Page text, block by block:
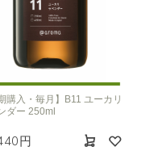
購入・毎月】B11 ユーカリ
ダー 250ml
円